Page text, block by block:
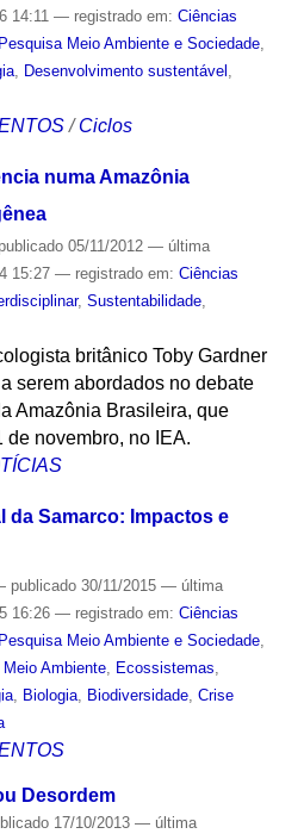
14:11 — registrado em: Ciências
Meio Ambiente e Sociedade,
, Desenvolvimento sustentável ,
/Ciclos
numa Amazônia
publicado05/11/2012 — última
15:27 — registrado em: Ciências
, Sustentabilidade,
britânico Toby Gardner
serem abordados no debate
Amazônia Brasileira, que
de novembro, no IEA.
da Samarco: Impactos e
publicado30/11/2015 — última
16:26 — registrado em: Ciências
Meio Ambiente e Sociedade,
Meio Ambiente, Ecossistemas
, Biologia, Biodiversidade, Crise
Desordem
17/10/2013 — última